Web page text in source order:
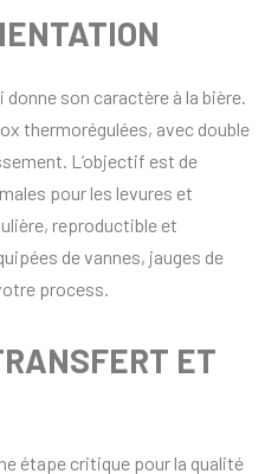
son caractère à la bière.
thermorégulées, avec double
L’objectif est de
pour les levures et
reproductible et
de vannes, jauges de
process.
ET
étape critique pour la qualité